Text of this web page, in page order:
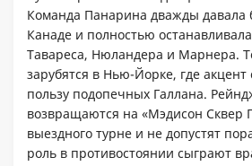
Команда Панарина дважды
Канаде и полностью
Тавареса, Нюландера и Марнера.
зарубятся в Нью-Йорке, где
пользу подопечных Галлана.
возвращаются на «Мэдисон Сквер
выездного турне и не допустят
роль в противостоянии сыграют